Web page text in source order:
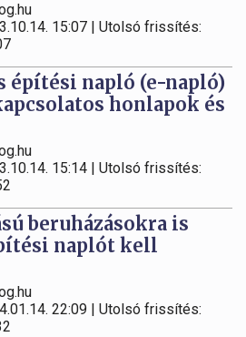
15:07 | Utolsó frissítés:
építési napló (e-napló)
honlapok és
15:14 | Utolsó frissítés:
beruházásokra is
naplót kell
22:09 | Utolsó frissítés: